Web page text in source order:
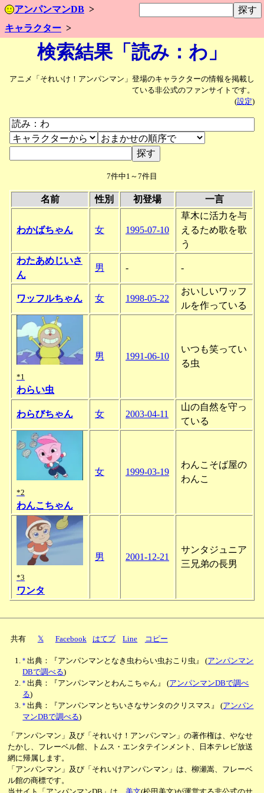
アンパンマンDB
キャラクター
検索結果「読み：わ」
アニメ「それいけ！アンパンマン」登場のキャラクターの情報を掲載し
ている非公式のファンサイトです。
(設定)
7件中1～7件目
名前 性別 初登場 一言
わかばちゃん 女 1995-07-10
草木に活力を与
えるため歌を歌
う
わたあめじいさ
ん
男 - -
ワッフルちゃん 女 1998-05-22
おいしいワッフ
ルを作っている
*1
わらい虫
男 1991-06-10
いつも笑ってい
る虫
わらびちゃん 女 2003-04-11
山の自然を守っ
ている
*2
わんこちゃん
女 1999-03-19
わんこそば屋の
わんこ
*3
ワンタ
男 2001-12-21
サンタジュニア
三兄弟の長男
共有 𝕏 Facebook はてブ Line コピー
* 出典：『アンパンマンとなき虫わらい虫おこり虫』(アンパンマン
DBで調べる)
* 出典：『アンパンマンとわんこちゃん』(アンパンマンDBで調べ
る)
* 出典：『アンパンマンとちいさなサンタのクリスマス』(アンパン
マンDBで調べる)
「アンパンマン」及び「それいけ！アンパンマン」の著作権は、やなせ
たかし、フレーベル館、トムス・エンタテインメント、日本テレビ放送
網に帰属します。
「アンパンマン」及び「それいけアンパンマン」は、柳瀬嵩、フレーベ
ル館の商標です。